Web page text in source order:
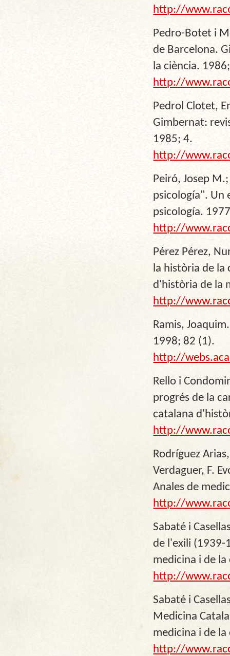
http://
Pedro-Botet i
de Barcelona.
la ciència.
http://
Pedrol Clotet,
Gimbernat:
1985; 4.
http://
Peiró, Josep
psicología". Un
psicología.
http://
Pérez Pérez,
la història de la
d'història de la
http://
Ramis,
1998; 82 (1).
http://
Rello i
progrés de la
catalana
http://
Rodríguez
Verdaguer, F.
Anales de
http://
Sabaté i
de l'exili (1939-
medicina i de
http://
Sabaté i
Medicina
medicina i de
http://